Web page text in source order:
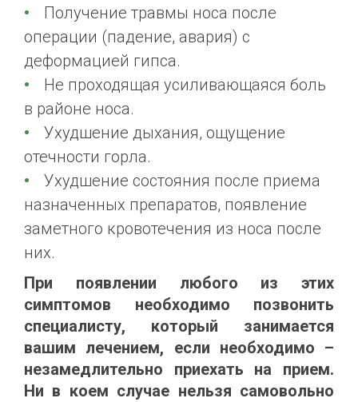
Получение травмы носа после
операции (падение, авария) с
деформацией гипса.
Не проходящая усиливающаяся боль
в районе носа.
Ухудшение дыхания, ощущение
отечности горла.
Ухудшение состояния после приема
назначенных препаратов, появление
заметного кровотечения из носа после
них.
При появлении любого из этих
симптомов необходимо позвонить
специалисту, который занимается
вашим лечением, если необходимо –
незамедлительно приехать на прием.
Ни в коем случае нельзя самовольно